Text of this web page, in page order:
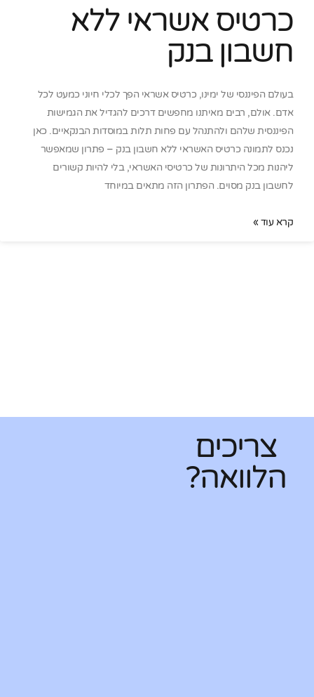
כרטיס אשראי ללא
חשבון בנק
בעולם הפיננסי של ימינו, כרטיס אשראי הפך לכלי חיוני כמעט לכל
אדם. אולם, רבים מאיתנו מחפשים דרכים להגדיל את הגמישות
הפיננסית שלהם ולהתנהל עם פחות תלות במוסדות הבנקאיים. כאן
נכנס לתמונה כרטיס האשראי ללא חשבון בנק – פתרון שמאפשר
ליהנות מכל היתרונות של כרטיסי האשראי, בלי להיות קשורים
לחשבון בנק מסוים. הפתרון הזה מתאים במיוחד
קרא עוד »
צריכים
הלוואה?